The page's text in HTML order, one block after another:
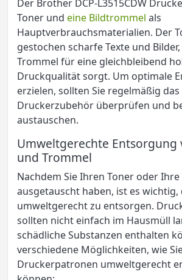
Der Brother DCP-L3515CDW
Toner und eine Bildtrommel als
Hauptverbrauchsmaterialien. Der
gestochen scharfe Texte und
Trommel für eine gleichbleibend
Druckqualität sorgt. Um optimale
erzielen, sollten Sie regelmäßig das
Druckerzubehör überprüfen und
austauschen.
Umweltgerechte Entsorgung
und Trommel
Nachdem Sie Ihren Toner oder
ausgetauscht haben, ist es wichtig,
umweltgerecht zu entsorgen.
sollten nicht einfach im Hausmüll
schädliche Substanzen enthalten
verschiedene Möglichkeiten, wie
Druckerpatronen umweltgerecht